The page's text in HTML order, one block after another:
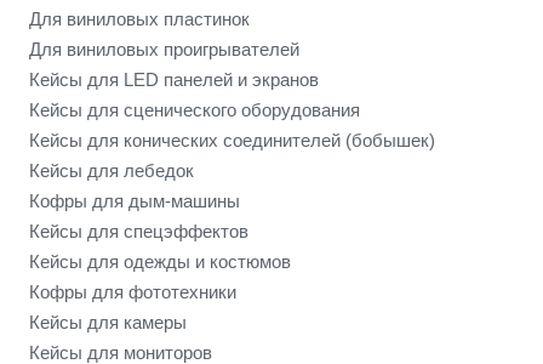
Для виниловых пластинок
Для виниловых проигрывателей
Кейсы для LED панелей и экранов
Кейсы для сценического оборудования
Кейсы для конических соединителей (бобышек)
Кейсы для лебедок
Кофры для дым-машины
Кейсы для спецэффектов
Кейсы для одежды и костюмов
Кофры для фототехники
Кейсы для камеры
Кейсы для мониторов